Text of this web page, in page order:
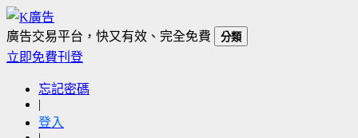
廣告交易平台，快又有效、完全免費 分類
立即免費刊登
忘記密碼
|
登入